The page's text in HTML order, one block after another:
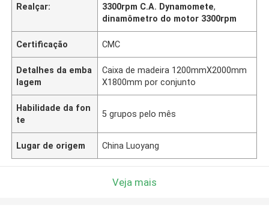
Realçar:
3300rpm C.A. Dynamomete,
dinamômetro do motor 3300rpm
Certificação CMC
Detalhes da emba
lagem
Caixa de madeira 1200mmX2000mm
X1800mm por conjunto
Habilidade da fon
te
5 grupos pelo mês
Lugar de origem China Luoyang
Veja mais